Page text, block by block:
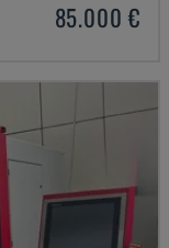
85.000 €